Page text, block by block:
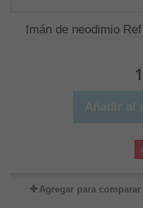
Imán de neodimio
Agregar para comparar